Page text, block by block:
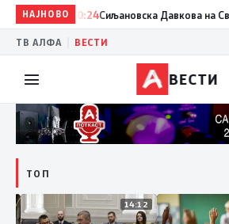
НАЈНОВО
20:24 Сиљановска Давкова на
ТВ АЛФА ВЕСТИ
ВЕСТИ
ТОП
15:20 14:12